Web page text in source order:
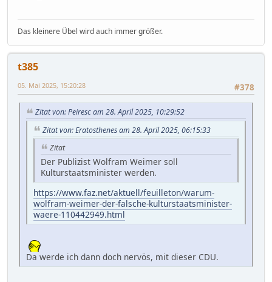
Das kleinere Übel wird auch immer größer.
t385
#378
05. Mai 2025, 15:20:28
Zitat von: Peiresc am 28. April 2025, 10:29:52
Zitat von: Eratosthenes am 28. April 2025, 06:15:33
Zitat
Der Publizist Wolfram Weimer soll
Kulturstaatsminister werden.
https://www.faz.net/aktuell/feuilleton/warum-
wolfram-weimer-der-falsche-kulturstaatsminister-
waere-110442949.html
Da werde ich dann doch nervös, mit dieser CDU.